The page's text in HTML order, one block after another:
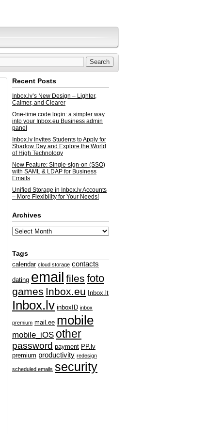
Recent Posts
Inbox.lv’s New Design – Lighter,
Calmer, and Clearer
One-time code login: a simpler way
into your Inbox.eu Business admin
panel
Inbox.lv Invites Students to Apply for
Shadow Day and Explore the World
of High Technology
New Feature: Single-sign-on (SSO)
with SAML & LDAP for Business
Emails
Unified Storage in Inbox.lv Accounts
– More Flexibility for Your Needs!
Archives
Tags
calendar cloud storage contacts
dating email files foto
games Inbox.eu Inbox.lt
Inbox.lv inboxID inbox
premium mail.ee mobile
mobile_iOS other
password payment PP.lv
premium productivity redesign
scheduled emails security